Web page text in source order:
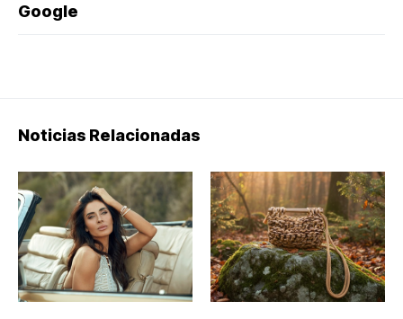
Google
Noticias Relacionadas